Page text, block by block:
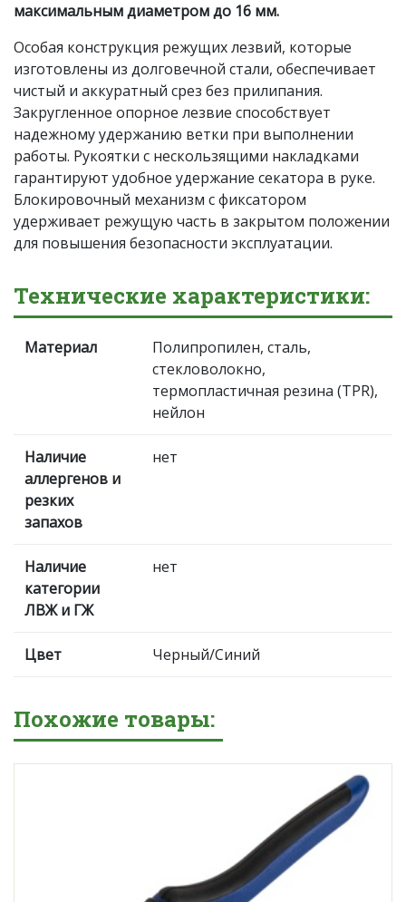
максимальным диаметром до 16 мм.
Особая конструкция режущих лезвий, которые
изготовлены из долговечной стали, обеспечивает
чистый и аккуратный срез без прилипания.
Закругленное опорное лезвие способствует
надежному удержанию ветки при выполнении
работы. Рукоятки с нескользящими накладками
гарантируют удобное удержание секатора в руке.
Блокировочный механизм с фиксатором
удерживает режущую часть в закрытом положении
для повышения безопасности эксплуатации.
Технические характеристики:
Материал
Полипропилен, сталь,
стекловолокно,
термопластичная резина (TPR),
нейлон
Наличие
аллергенов и
резких
запахов
нет
Наличие
категории
ЛВЖ и ГЖ
нет
Цвет Черный/Синий
Похожие товары: